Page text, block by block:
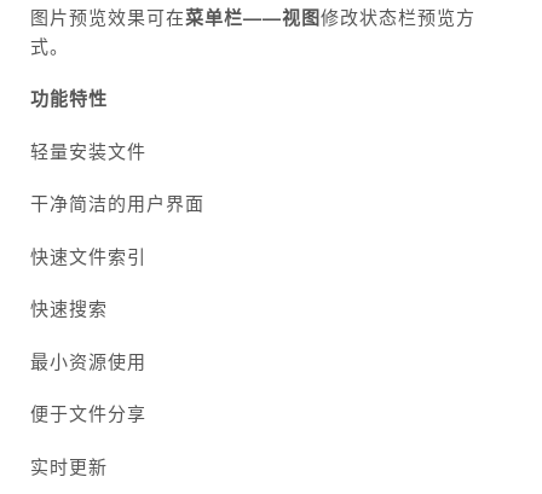
图片预览效果可在菜单栏——视图修改状态栏预览方
式。
功能特性
轻量安装文件
干净简洁的用户界面
快速文件索引
快速搜索
最小资源使用
便于文件分享
实时更新